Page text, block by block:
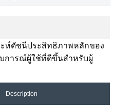
ะห์ดัชนีประสิทธิภาพหลักของ
การณ์ผู้ใช้ที่ดีขึ้นสำหรับผู้
Description